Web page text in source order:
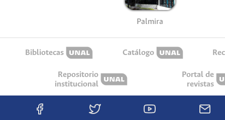
Palmira
Bibliotecas Catálogo
Repositorio
institucional
Portal de
revistas